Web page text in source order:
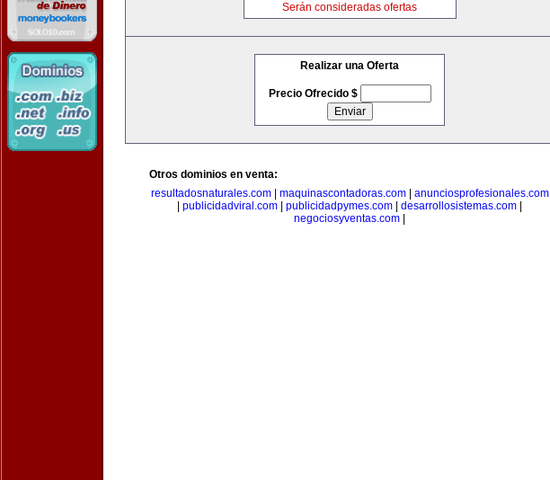
Serán consideradas ofertas
Realizar una Oferta
Precio Ofrecido $
Otros dominios en venta:
resultadosnaturales.com| maquinascontadoras.com| anunciosprofesionales.com
publicidadviral.com publicidadpymes.com desarrollosistemas.com
negociosyventas.com